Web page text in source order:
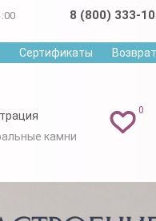
8 (800) 333-
Сертификаты
0
камни